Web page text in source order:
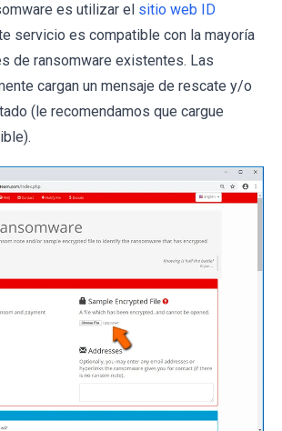
es utilizar el sitio web ID
servicio es compatible con la mayoría
de ransomware existentes. Las
cargan un mensaje de rescate y/o
(le recomendamos que cargue